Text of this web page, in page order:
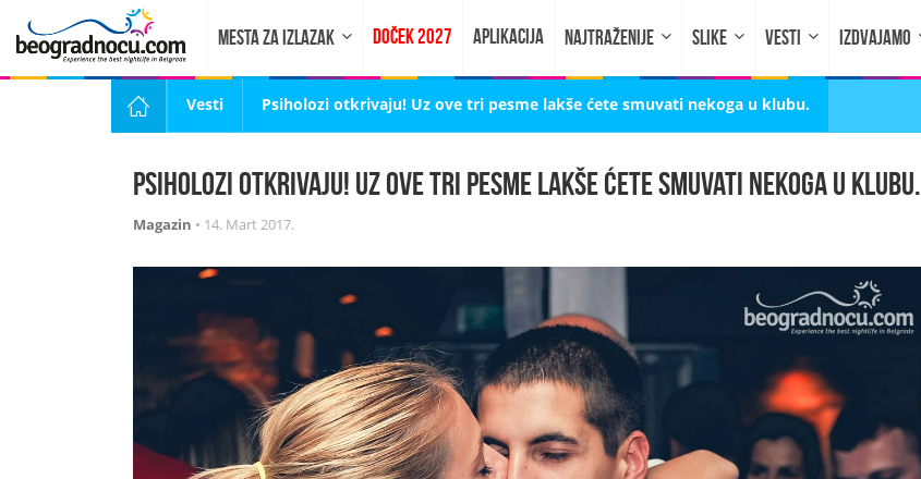
MESTA ZA IZLAZAK DOČEK 2027 APLIKACIJA NAJTRAŽENIJE SLIKE VESTI IZDVAJAMO
Vesti Psiholozi otkrivaju! Uz ove tri pesme lakše ćete smuvati nekoga u klubu.
Psiholozi otkrivaju! Uz ove tri pesme lakše ćete smuvati nekoga u klubu.
Magazin • 14. Mart 2017.